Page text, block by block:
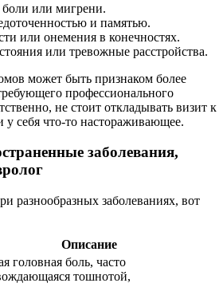
или мигрени.
и памятью.
или онемения в конечностях.
или тревожные расстройства.
может быть признаком более
профессионального
не стоит откладывать визит к
у себя что-то настораживающее.
заболевания,
разнообразных заболеваниях, вот
Описание
головная боль, часто
тошнотой,